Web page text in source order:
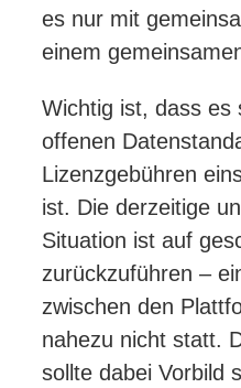
es nur mit
einem
Wichtig ist, dass es
offenen
Lizenzgebühren
ist. Die derzeitige
Situation ist auf
zurückzuführen –
zwischen den
nahezu nicht statt.
sollte dabei Vorbild